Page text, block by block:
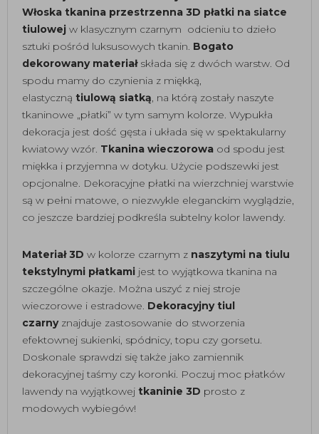
Włoska tkanina przestrzenna 3D płatki na siatce
tiulowej w klasycznym czarnym odcieniu to dzieło
sztuki pośród luksusowych tkanin. Bogato
dekorowany materiałskłada się z dwóch warstw. Od
spodu mamy do czynienia z miękką,
elastyczną tiulową siatką, na którą zostały naszyte
tkaninowe „płatki” w tym samym kolorze. Wypukła
dekoracja jest dość gęsta i układa się w spektakularny
kwiatowy wzór. Tkanina wieczorowa od spodu jest
miękka i przyjemna w dotyku. Użycie podszewki jest
opcjonalne. Dekoracyjne płatki na wierzchniej warstwie
są w pełni matowe, o niezwykle eleganckim wyglądzie,
co jeszcze bardziej podkreśla subtelny kolor lawendy.
Materiał 3D w kolorze czarnym z naszytymi na tiulu
tekstylnymi płatkami jest to wyjątkowa tkanina na
szczególne okazje. Można uszyć z niej stroje
wieczorowe i estradowe. Dekoracyjny tiul
czarnyznajduje zastosowanie do stworzenia
efektownej sukienki, spódnicy, topu czy gorsetu.
Doskonale sprawdzi się także jako zamiennik
dekoracyjnej taśmy czy koronki. Poczuj moc płatków
lawendy na wyjątkowej tkaninie 3D prosto z
modowych wybiegów!